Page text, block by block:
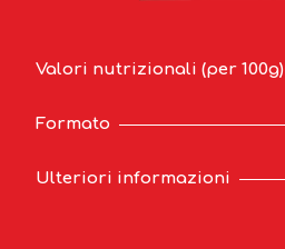
Valori nutrizionali (per 100g)
Formato
Ulteriori informazioni